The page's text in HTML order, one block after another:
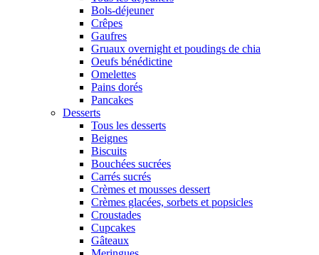
Bols-déjeuner
Crêpes
Gaufres
Gruaux overnight et poudings de chia
Oeufs bénédictine
Omelettes
Pains dorés
Pancakes
Desserts
Tous les desserts
Beignes
Biscuits
Bouchées sucrées
Carrés sucrés
Crèmes et mousses dessert
Crèmes glacées, sorbets et popsicles
Croustades
Cupcakes
Gâteaux